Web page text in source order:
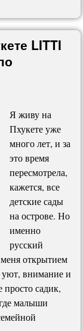
LITTI
Я живу на
Пхукете уже
много лет, и за
это время
пересмотрела,
кажется, все
детские сады
на острове. Но
именно
русский
открытием
уют, внимание и
просто садик,
малыши